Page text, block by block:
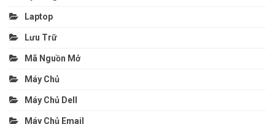
Laptop
Lưu Trữ
Mã Nguồn Mở
Máy Chủ
Máy Chủ Dell
Máy Chủ Email